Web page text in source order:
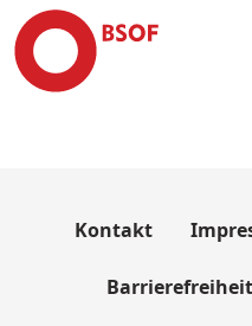
Kontakt
Barrierefreiheit